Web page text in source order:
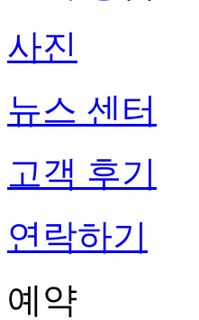
사진
뉴스 센터
고객 후기
연락하기
예약